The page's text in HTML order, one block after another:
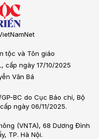
tộc và Tôn giáo
cấp ngày 17/10/2025
Văn Bá
BC do Cục Báo chí, Bộ
ngày 06/11/2025.
(VNTA), 68 Dương Đình
TP. Hà Nội.